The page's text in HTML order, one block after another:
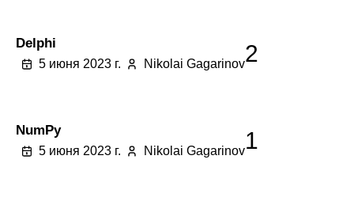
Delphi
5 июня 2023 г. Nikolai Gagarinov2
NumPy
5 июня 2023 г. Nikolai Gagarinov1